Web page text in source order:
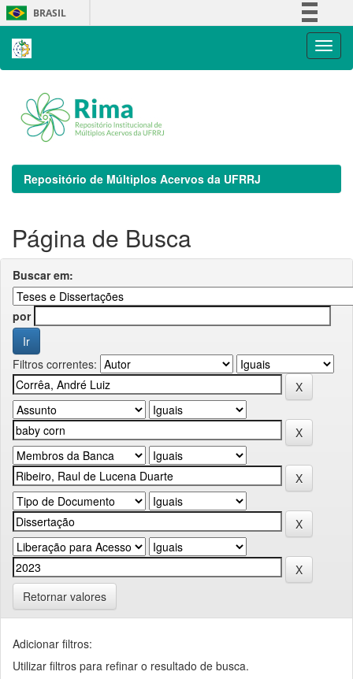
Skip
navigation
BRASIL
Repositório de Múltiplos Acervos da UFRRJ
Página de Busca
Buscar em:
por
Filtros correntes:
Retornar valores
Adicionar filtros:
Utilizar filtros para refinar o resultado de busca.